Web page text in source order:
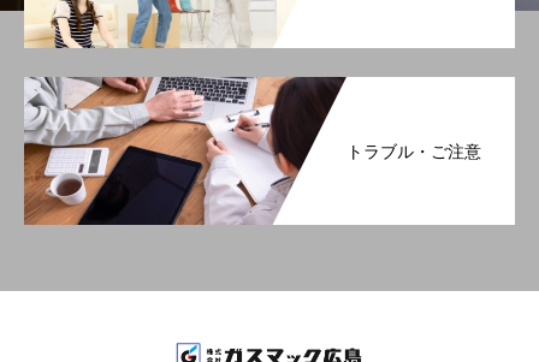
トラブル・ご注意